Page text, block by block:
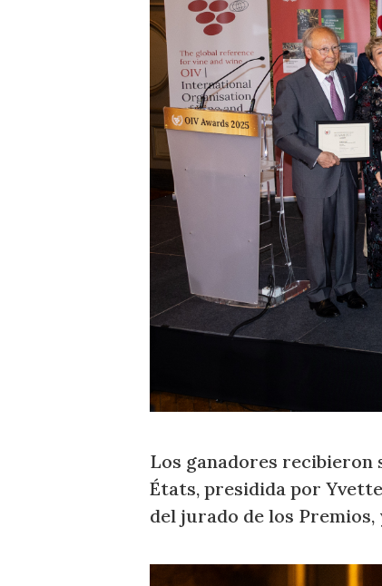
Los ganadores recibieron
États, presidida por
del jurado de los